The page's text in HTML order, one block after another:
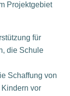
Projektgebiet
für
die Schule
Schaffung von
vor